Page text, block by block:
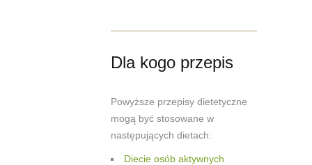
Dla kogo przepis
Powyższe przepisy dietetyczne
mogą być stosowane w
następujących dietach:
Diecie osób aktywnych